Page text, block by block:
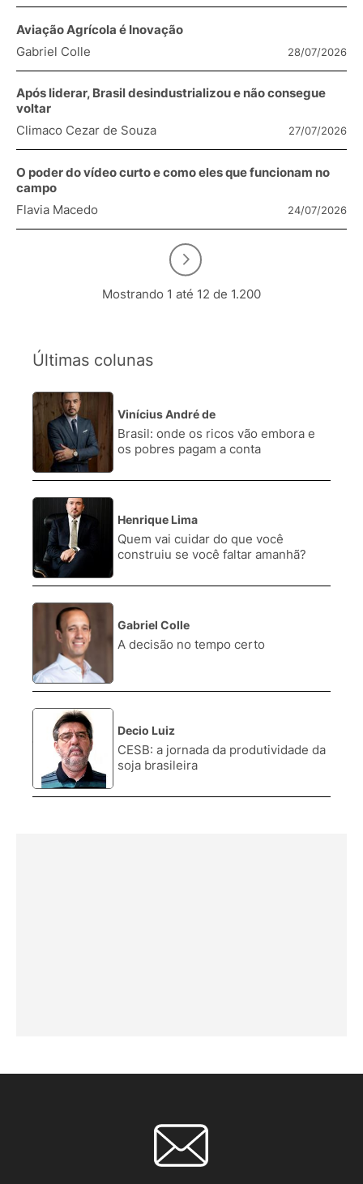
Aviação Agrícola é Inovação
Gabriel Colle
28/07/2026
Após liderar, Brasil desindustrializou e não consegue
voltar
Climaco Cezar de Souza
27/07/2026
O poder do vídeo curto e como eles que funcionam no
campo
Flavia Macedo
24/07/2026
Mostrando 1 até 12 de 1.200
Últimas colunas
Vinícius André de
Brasil: onde os ricos vão embora e
os pobres pagam a conta
2.
Henrique Lima
Quem vai cuidar do que você
construiu se você faltar amanhã?
Gabriel Colle
A decisão no tempo certo
Decio Luiz
CESB: a jornada da produtividade da
soja brasileira